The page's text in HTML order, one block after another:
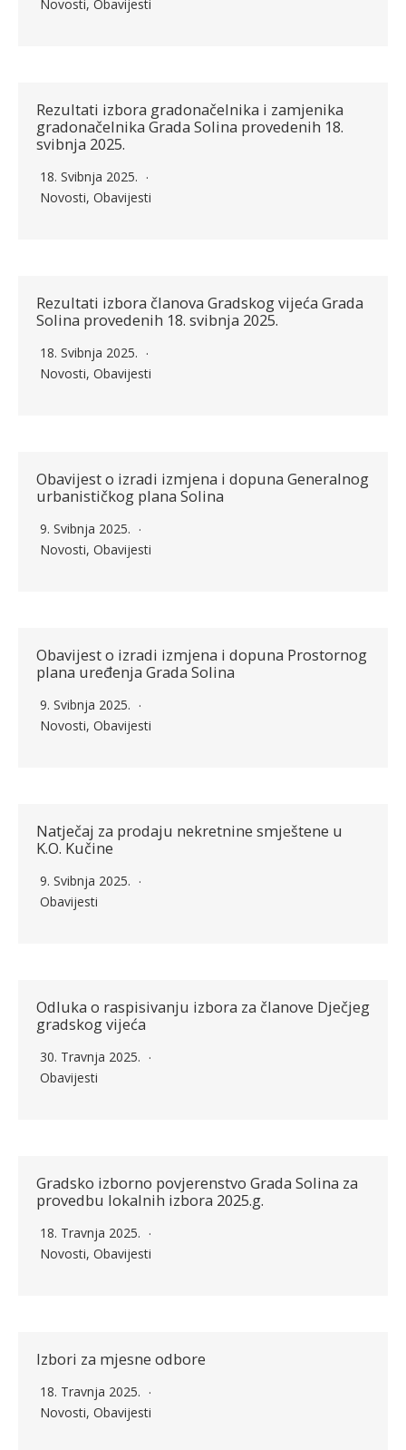
Novosti, Obavijesti
Rezultati izbora gradonačelnika i zamjenika
gradonačelnika Grada Solina provedenih 18.
svibnja 2025.
18. Svibnja 2025.
Novosti, Obavijesti
Rezultati izbora članova Gradskog vijeća Grada
Solina provedenih 18. svibnja 2025.
18. Svibnja 2025.
Novosti, Obavijesti
Obavijest o izradi izmjena i dopuna Generalnog
urbanističkog plana Solina
9. Svibnja 2025.
Novosti, Obavijesti
Obavijest o izradi izmjena i dopuna Prostornog
plana uređenja Grada Solina
9. Svibnja 2025.
Novosti, Obavijesti
Natječaj za prodaju nekretnine smještene u
K.O. Kučine
9. Svibnja 2025.
Obavijesti
Odluka o raspisivanju izbora za članove Dječjeg
gradskog vijeća
30. Travnja 2025.
Obavijesti
Gradsko izborno povjerenstvo Grada Solina za
provedbu lokalnih izbora 2025.g.
18. Travnja 2025.
Novosti, Obavijesti
Izbori za mjesne odbore
18. Travnja 2025.
Novosti, Obavijesti